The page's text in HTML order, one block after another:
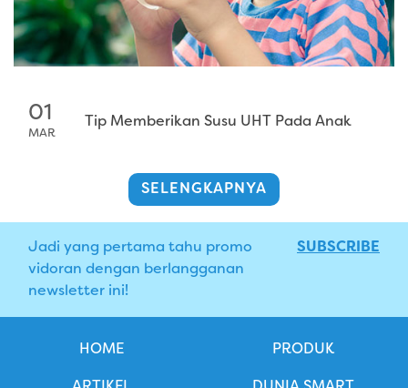
01
MAR
Tip Memberikan Susu UHT Pada Anak
SELENGKAPNYA
Jadi yang pertama tahu promo
vidoran dengan berlangganan
newsletter ini!
SUBSCRIBE
HOME PRODUK